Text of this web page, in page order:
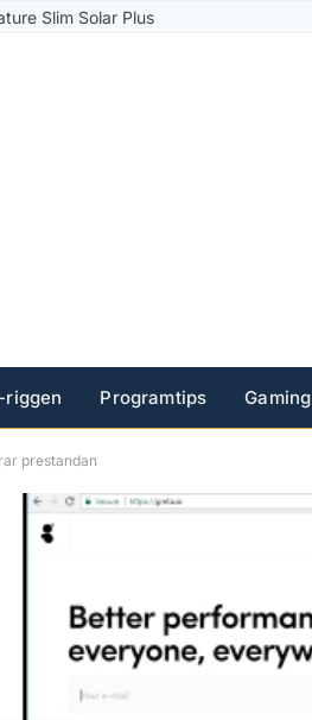
Slim Solar Plus
riggen Programtips Gaming
prestandan